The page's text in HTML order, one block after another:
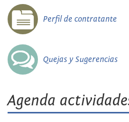
Perfil de contratante
Quejas y Sugerencias
Agenda